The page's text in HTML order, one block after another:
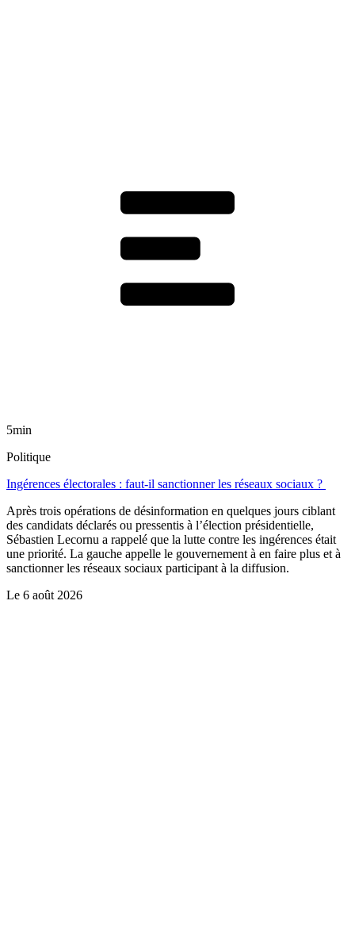
5min
Politique
Ingérences électorales : faut-il sanctionner les réseaux sociaux ?
Après trois opérations de désinformation en quelques jours ciblant
des candidats déclarés ou pressentis à l’élection présidentielle,
Sébastien Lecornu a rappelé que la lutte contre les ingérences était
une priorité. La gauche appelle le gouvernement à en faire plus et à
sanctionner les réseaux sociaux participant à la diffusion.
Le 6 août 2026